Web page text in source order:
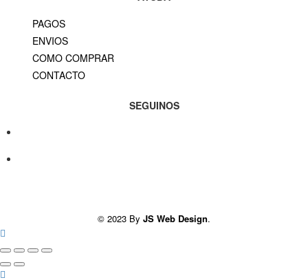
PAGOS
ENVIOS
COMO COMPRAR
CONTACTO
SEGUINOS
© 2023 By JS Web Design.